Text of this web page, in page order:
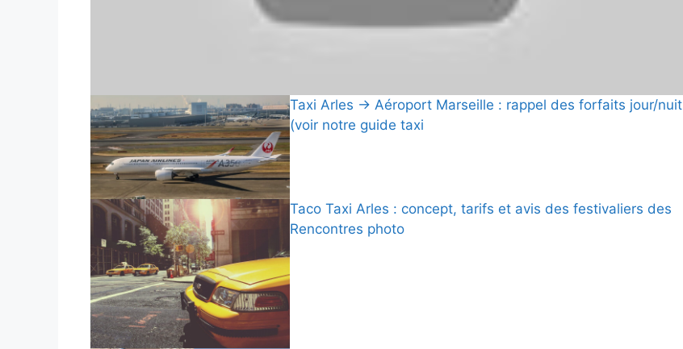
Taxi Arles → Aéroport Marseille : rappel des forfaits jour/nuit
(voir notre guide taxi
Taco Taxi Arles : concept, tarifs et avis des festivaliers des
Rencontres photo